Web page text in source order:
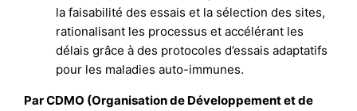
la faisabilité des essais et la sélection des sites,
rationalisant les processus et accélérant les
délais grâce à des protocoles d’essais adaptatifs
pour les maladies auto-immunes.
Par CDMO (Organisation de Développement et de